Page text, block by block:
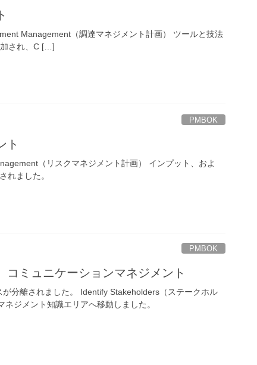
Management（調達マネジメント計画） ツールと技法
され、C […]
PMBOK
ト
（リスクマネジメント計画） インプット、およ
れました。
PMBOK
ミュニケーションマネジメント
分離されました。 Identify Stakeholders（ステークホル
ジメント知識エリアへ移動しました。